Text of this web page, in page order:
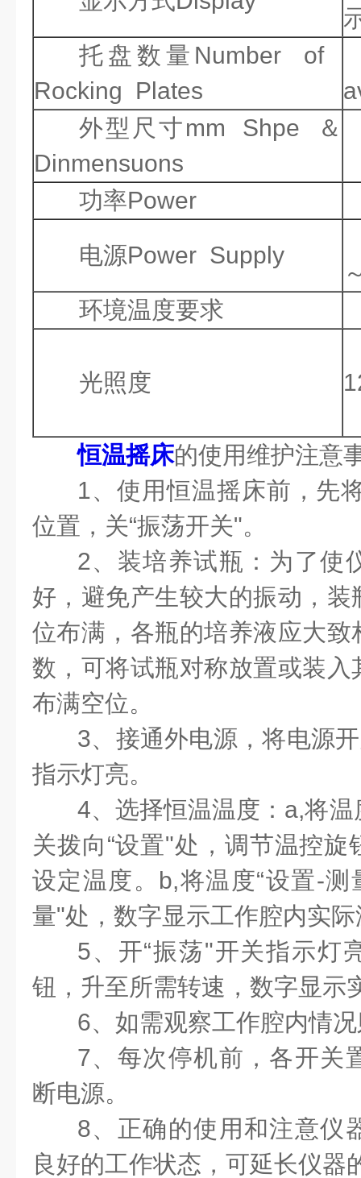
托盘数量Number of
Rocking Plates
外型尺寸mm Shpe ＆
Dinmensuons
功率Power
电源Power Supply
环境温度要求
光照度
恒温摇床的使用维护注意
1、使用恒温摇床前，先
位置，关“振荡开关"。
2、装培养试瓶：为了使
好，避免产生较大的振动，
位布满，各瓶的培养液应大
数，可将试瓶对称放置或装
布满空位。
3、接通外电源，将电源
指示灯亮。
4、选择恒温温度：a,将温
关拨向“设置"处，调节温控
设定温度。b,将温度“设置-测
量"处，数字显示工作腔内实
5、开“振荡"开关指示灯
钮，升至所需转速，数字显示
6、如需观察工作腔内情
7、每次停机前，各开关
断电源。
8、正确的使用和注意仪
良好的工作状态，可延长仪器